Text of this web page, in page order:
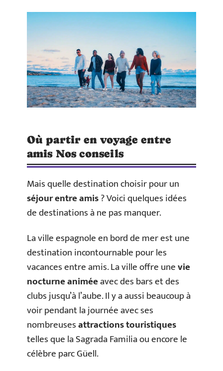
Où partir en voyage entre
amis Nos conseils
Mais quelle destination choisir pour un
séjour entre amis? Voici quelques idées
de destinations à ne pas manquer.
La ville espagnole en bord de mer est une
destination incontournable pour les
vacances entre amis. La ville offre unevie
nocturne animéeavec des bars et des
clubs jusqu’à l’aube. Il y a aussi beaucoup à
voir pendant la journée avec ses
nombreusesattractions touristiques
telles que la Sagrada Familia ou encore le
célèbre parc Güell.